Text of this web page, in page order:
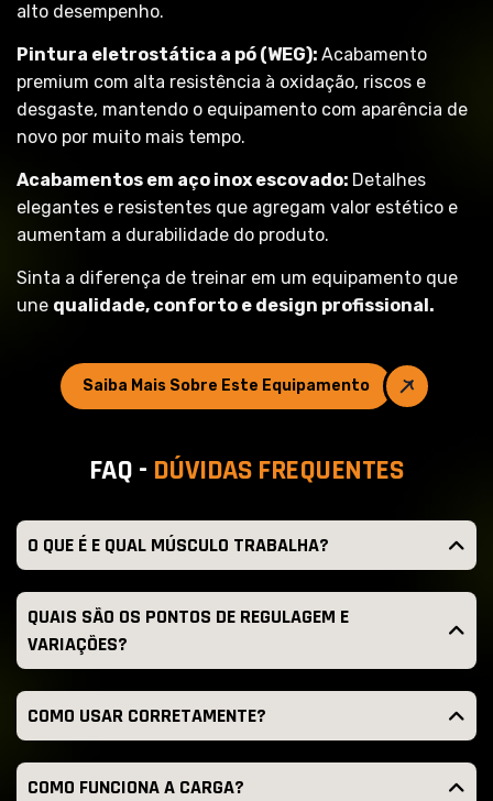
alto desempenho.
Pintura eletrostática a pó (WEG): Acabamento
premium com alta resistência à oxidação, riscos e
desgaste, mantendo o equipamento com aparência de
novo por muito mais tempo.
Acabamentos em aço inox escovado: Detalhes
elegantes e resistentes que agregam valor estético e
aumentam a durabilidade do produto.
Sinta a diferença de treinar em um equipamento que
une qualidade, conforto e design profissional.
Saiba Mais Sobre Este Equipamento
FAQ - DÚVIDAS FREQUENTES
O QUE É E QUAL MÚSCULO TRABALHA?
QUAIS SÃO OS PONTOS DE REGULAGEM E
VARIAÇÕES?
COMO USAR CORRETAMENTE?
COMO FUNCIONA A CARGA?